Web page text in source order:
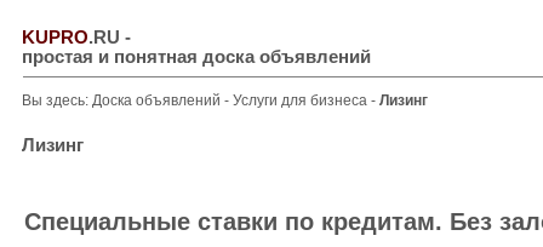
KUPRO.RU -
простая и понятная доска объявлений
Вы здесь: Доска объявлений - Услуги для бизнеса - Лизинг
Лизинг
Специальные ставки по кредитам. Без